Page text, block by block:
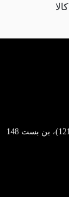
تهرانپارس، خیابان محمد رضایی(121)، بن بست 148